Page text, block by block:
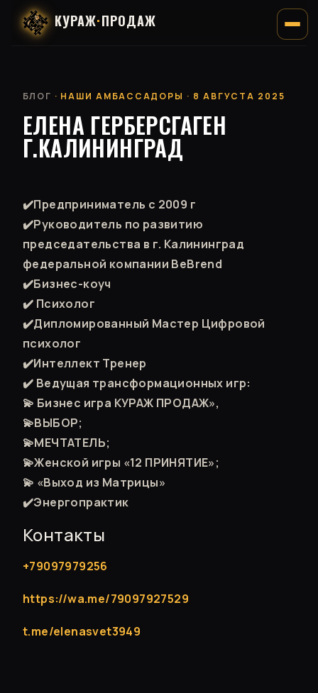
КУРАЖ·ПРОДАЖ
БЛОГ · НАШИ АМБАССАДОРЫ · 8 АВГУСТА 2025
ЕЛЕНА ГЕРБЕРСГАГЕН
Г.КАЛИНИНГРАД
✔️Предприниматель с 2009 г
✔️Руководитель по развитию
председательства в г. Калининград
федеральной компании BeBrend
✔️Бизнес-коуч
✔️ Психолог
✔️Дипломированный Мастер Цифровой
психолог
✔️Интеллект Тренер
✔️ Ведущая трансформационных игр:
💫 Бизнес игра КУРАЖ ПРОДАЖ»,
💫ВЫБОР;
💫МЕЧТАТЕЛЬ;
💫Женской игры «12 ПРИНЯТИЕ»;
💫 «Выход из Матрицы»
✔️Энергопрактик
Контакты
+79097979256
https://wa.me/79097927529
t.me/elenasvet3949